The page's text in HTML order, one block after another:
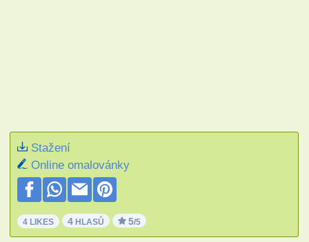
Stažení
Online omalovánky
4 LIKES 4 HLASŮ 5/5